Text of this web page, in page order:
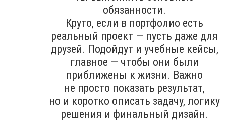
обязанности.
Круто, если в портфолио есть
реальный проект — пусть даже для
друзей. Подойдут и учебные кейсы,
главное — чтобы они были
приближены к жизни. Важно
не просто показать результат,
но и коротко описать задачу, логику
решения и финальный дизайн.